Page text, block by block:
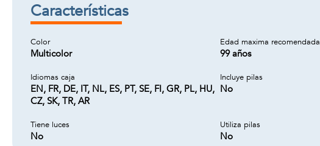
Características
Color
Multicolor
Edad maxima recomendada
99 años
Idiomas caja
EN, FR, DE, IT, NL, ES, PT, SE, FI, GR, PL, HU,
CZ, SK, TR, AR
Incluye pilas
No
Tiene luces
No
Utiliza pilas
No